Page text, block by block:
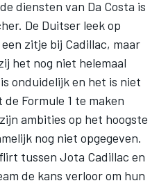
diensten van Da Costa is
De Duitser leek op
zitje bij Cadillac, maar
het nog niet helemaal
onduidelijk en het is niet
Formule 1 te maken
ambities op het hoogste
nog niet opgegeven.
tussen Jota Cadillac en
de kans verloor om hun